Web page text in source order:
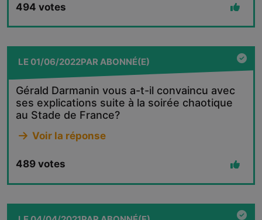
494 votes
LE01/06/2022PARABONNÉ(E)
Gérald Darmanin vous a-t-il convaincu avec
ses explications suite à la soirée chaotique
au Stade de France?
Voir la réponse
489 votes